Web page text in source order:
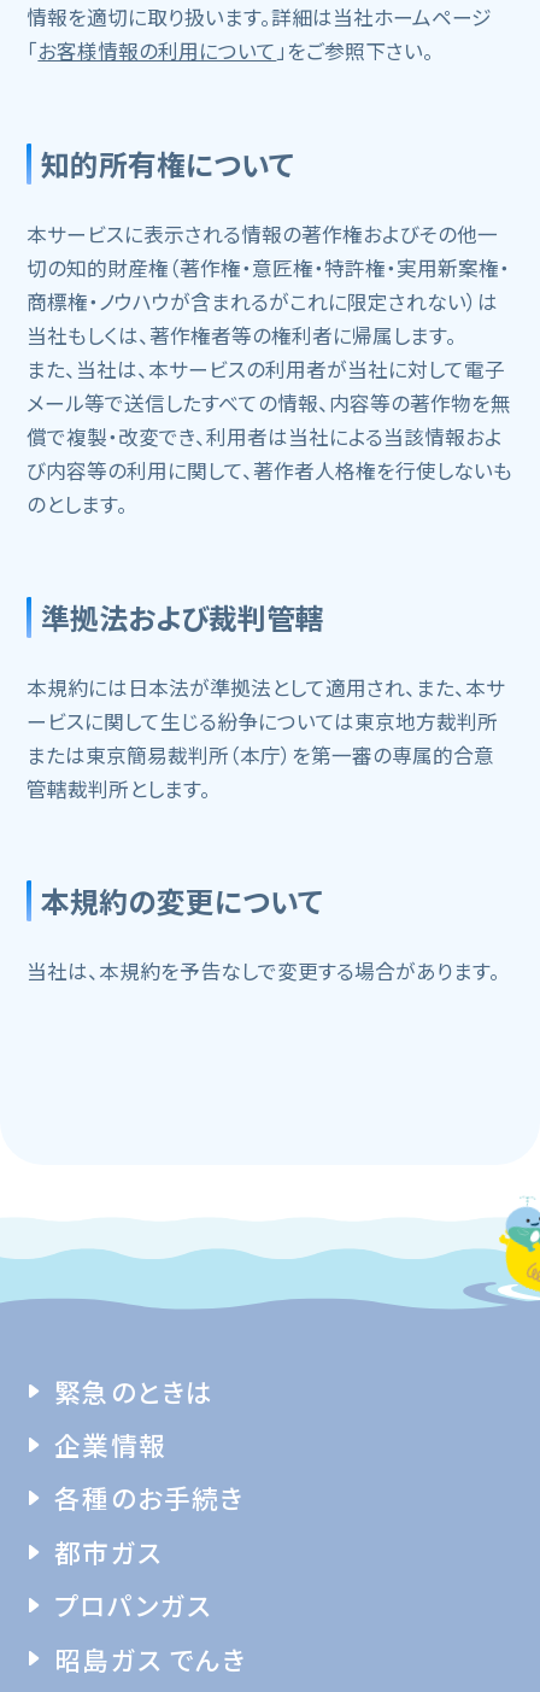
情報を適切に取り扱います。詳細は当社ホームページ
「お客様情報の利用について」をご参照下さい。
知的所有権について
本サービスに表示される情報の著作権およびその他一
切の知的財産権（著作権・意匠権・特許権・実用新案権・
商標権・ノウハウが含まれるがこれに限定されない）は
当社もしくは、著作権者等の権利者に帰属します。
また、当社は、本サービスの利用者が当社に対して電子
メール等で送信したすべての情報、内容等の著作物を無
償で複製・改変でき、利用者は当社による当該情報およ
び内容等の利用に関して、著作者人格権を行使しないも
のとします。
準拠法および裁判管轄
本規約には日本法が準拠法として適用され、また、本サ
ービスに関して生じる紛争については東京地方裁判所
または東京簡易裁判所（本庁）を第一審の専属的合意
管轄裁判所とします。
本規約の変更について
当社は、本規約を予告なしで変更する場合があります。
緊急のときは
企業情報
各種のお手続き
都市ガス
プロパンガス
昭島ガス でんき